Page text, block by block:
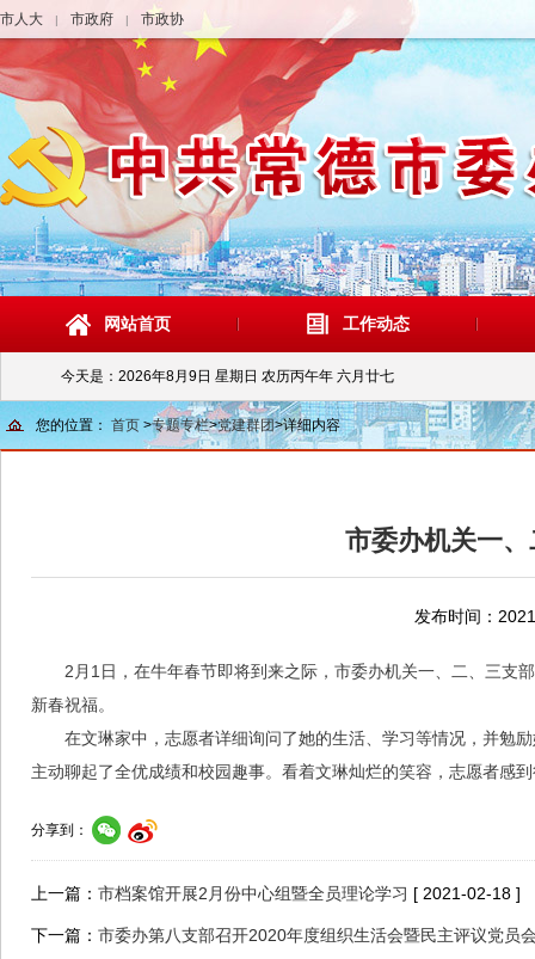
市人大 | 市政府 | 市政协
网站首页 工作动态
今天是： 2026年8月9日 星期日 农历丙午年 六月廿七
您的位置： 首页 >专题专栏>党建群团>详细内容
市委办机关一
发布时间：
2月1日，在牛年春节即将到来之际，市委办机关一、二、三支
新春祝福。
在文琳家中，志愿者详细询问了她的生活、学习等情况，并勉
主动聊起了全优成绩和校园趣事。看着文琳灿烂的笑容，志愿者感
分享到：
上一篇： 市档案馆开展2月份中心组暨全员理论学习 [ 2021-02-18 ]
下一篇： 市委办第八支部召开2020年度组织生活会暨民主评议党员